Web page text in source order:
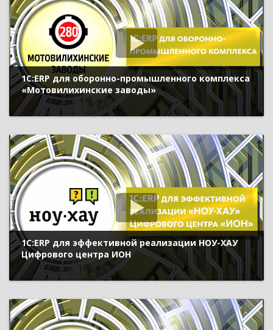
1С:ERP для оборонно-промышленного комплекса
«Мотовилихинские заводы»
1С:ERP для эффективной реализации НОУ-ХАУ
Цифрового центра ИОН